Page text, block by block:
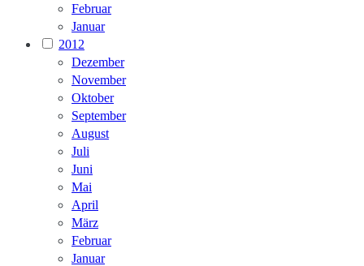
Februar
Januar
2012
Dezember
November
Oktober
September
August
Juli
Juni
Mai
April
März
Februar
Januar